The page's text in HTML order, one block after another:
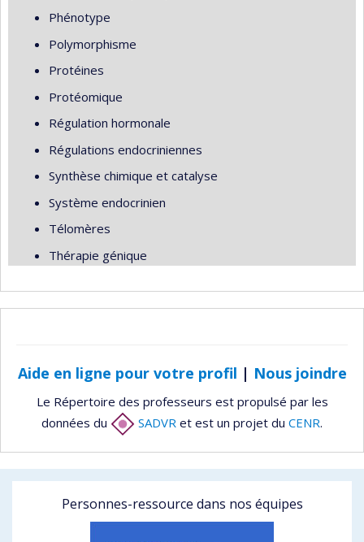
Phénotype
Polymorphisme
Protéines
Protéomique
Régulation hormonale
Régulations endocriniennes
Synthèse chimique et catalyse
Système endocrinien
Télomères
Thérapie génique
Aide en ligne pour votre profil | Nous joindre
Le Répertoire des professeurs est propulsé par les
données du
SADVR et est un projet du CENR.
Personnes-ressource dans nos équipes